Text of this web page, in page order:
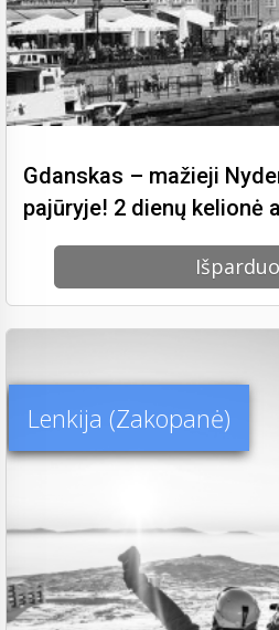
Gdanskas – mažieji
pajūryje! 2 dienų kelionė
Lenkija (Zakopanė)